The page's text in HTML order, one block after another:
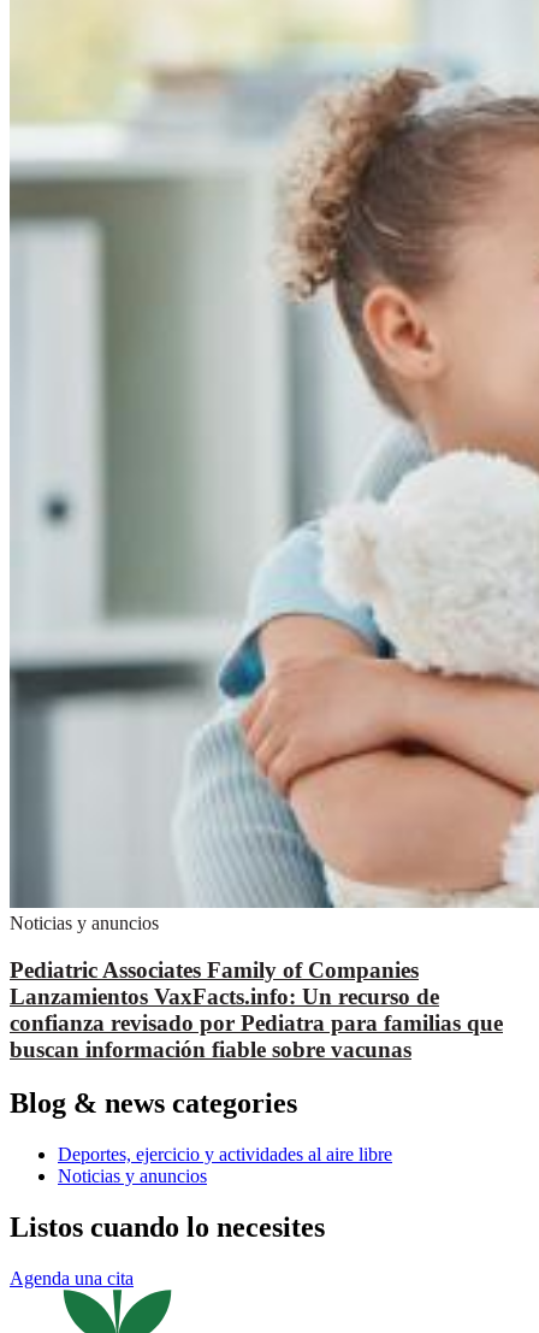
Noticias y anuncios
Pediatric Associates Family of Companies
Lanzamientos VaxFacts.info: Un recurso de
confianza revisado por Pediatra para familias que
buscan información fiable sobre vacunas
Blog & news categories
Deportes, ejercicio y actividades al aire libre
Noticias y anuncios
Listos cuando lo necesites
Agenda una cita